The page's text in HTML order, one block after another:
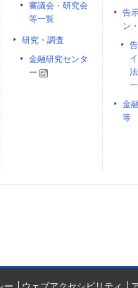
審議会・研究会
等一覧
研究・調査
金融研究センタ
ー
告
ン
金
等